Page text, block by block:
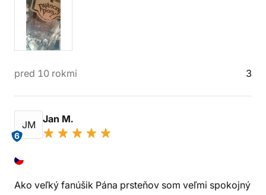
pred 10 rokmi 3
JM
6
Jan M.
Ako veľký fanúšik Pána prsteňov som veľmi spokojný